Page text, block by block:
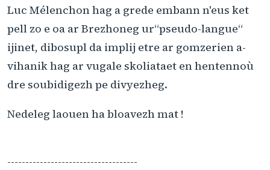
Luc Mélenchon hag a grede embann n'eus ket
pell zo e oa ar Brezhoneg ur“pseudo-langue“
ijinet, dibosupl da implij etre ar gomzerien a-
vihanik hag ar vugale skoliataet en hentennoù
dre soubidigezh pe divyezheg.
Nedeleg laouen ha bloavezh mat !
------------------------------------